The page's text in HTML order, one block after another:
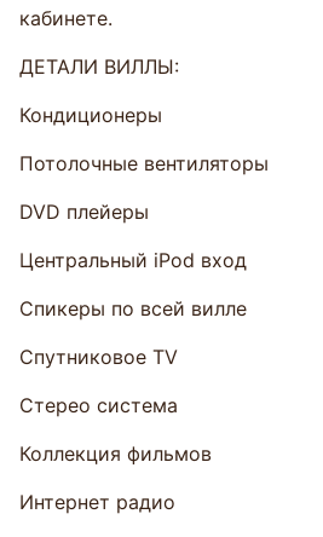
кабинете.
ДЕТАЛИ ВИЛЛЫ:
Кондиционеры
Потолочные вентиляторы
DVD плейеры
Центральный iPod вход
Спикеры по всей вилле
Спутниковое TV
Стерео система
Коллекция фильмов
Интернет радио